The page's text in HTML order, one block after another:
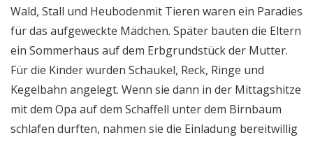
Wald, Stall und Heubodenmit Tieren waren ein Paradies
für das aufgeweckte Mädchen. Später bauten die Eltern
ein Sommerhaus auf dem Erbgrundstück der Mutter.
Für die Kinder wurden Schaukel, Reck, Ringe und
Kegelbahn angelegt. Wenn sie dann in der Mittagshitze
mit dem Opa auf dem Schaffell unter dem Birnbaum
schlafen durften, nahmen sie die Einladung bereitwillig